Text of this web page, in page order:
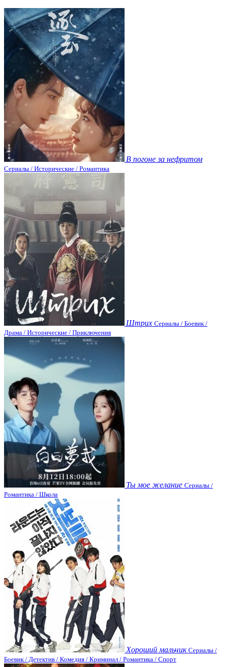
В погоне за нефритом
Сериалы / Исторические / Романтика
Штрих Сериалы / Боевик /
Драма / Исторические / Приключения
Ты мое желание Сериалы /
Романтика / Школа
Хороший мальчик Сериалы /
Боевик / Детектив / Комедия / Криминал / Романтика / Спорт